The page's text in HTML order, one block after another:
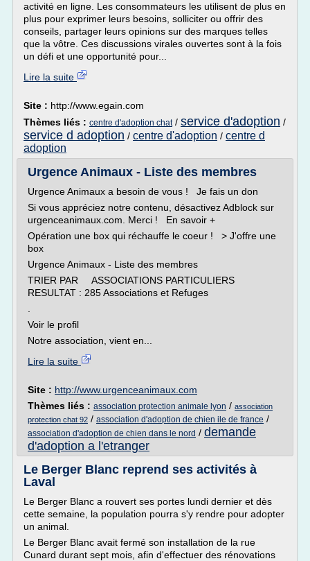
activité en ligne. Les consommateurs les utilisent de plus en
plus pour exprimer leurs besoins, solliciter ou offrir des
conseils, partager leurs opinions sur des marques telles
que la vôtre. Ces discussions virales ouvertes sont à la fois
un défi et une opportunité pour...
Lire la suite
Site : http://www.egain.com
Thèmes liés : centre d'adoption chat/ service d'adoption /
service d adoption / centre d'adoption / centre d
adoption
Urgence Animaux - Liste des membres
Urgence Animaux a besoin de vous ! Je fais un don
Si vous appréciez notre contenu, désactivez Adblock sur
urgenceanimaux.com. Merci ! En savoir +
Opération une box qui réchauffe le coeur ! > J'offre une
box
Urgence Animaux - Liste des membres
TRIER PAR ASSOCIATIONS PARTICULIERS
RESULTAT : 285 Associations et Refuges
Voir le profil
Notre association, vient en...
Lire la suite
Site : http://www.urgenceanimaux.com
Thèmes liés : association protection animale lyon / association
protection chat 92 / association d'adoption de chien ile de france /
association d'adoption de chien dans le nord / demande
d'adoption a l'etranger
Le Berger Blanc reprend ses activités à
Laval
Le Berger Blanc a rouvert ses portes lundi dernier et dès
cette semaine, la population pourra s'y rendre pour adopter
un animal.
Le Berger Blanc avait fermé son installation de la rue
Cunard durant sept mois, afin d'effectuer des rénovations